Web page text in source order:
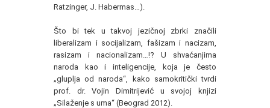
Ratzinger, J. Habermas…).
Što bi tek u takvoj jezičnoj zbrki značili
liberalizam i socijalizam, fašizam i nacizam,
rasizam i nacionalizam…!? U shvaćanjima
naroda kao i inteligencije, koja je često
„gluplja od naroda“, kako samokritički tvrdi
prof. dr. Vojin Dimitrijević u svojoj knjizi
„Silaženje s uma“ (Beograd 2012).